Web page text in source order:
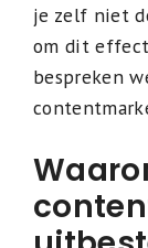
je zelf niet
om dit
bespreken